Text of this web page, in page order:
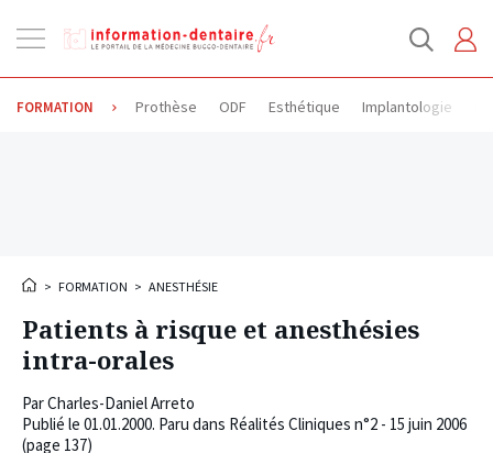
la
FORMATION Prothèse ODF Esthétique Implantologie
> FORMATION > ANESTHÉSIE
Patients à risque et anesthésies
intra-orales
ParCharles-Daniel Arreto
Publié le 01.01.2000. Paru dans Réalités Cliniques n°2 - 15 juin 2006
(page 137)